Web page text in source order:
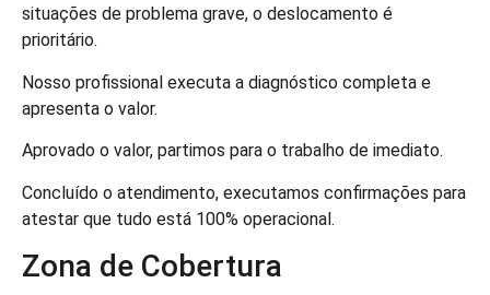
situações de problema grave, o deslocamento é
prioritário.
Nosso profissional executa a diagnóstico completa e
apresenta o valor.
Aprovado o valor, partimos para o trabalho de imediato.
Concluído o atendimento, executamos confirmações para
atestar que tudo está 100% operacional.
Zona de Cobertura